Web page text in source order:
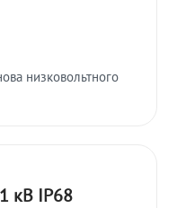
низковольтного
кВ IP68